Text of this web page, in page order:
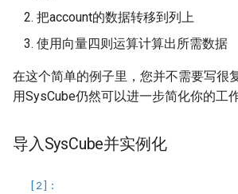
把account的数据转移到列上
使用向量四则运算计算出所需数据
在这个简单的例子里，您并不需要写很
用SysCube仍然可以进一步简化你的工
导入SysCube并实例化